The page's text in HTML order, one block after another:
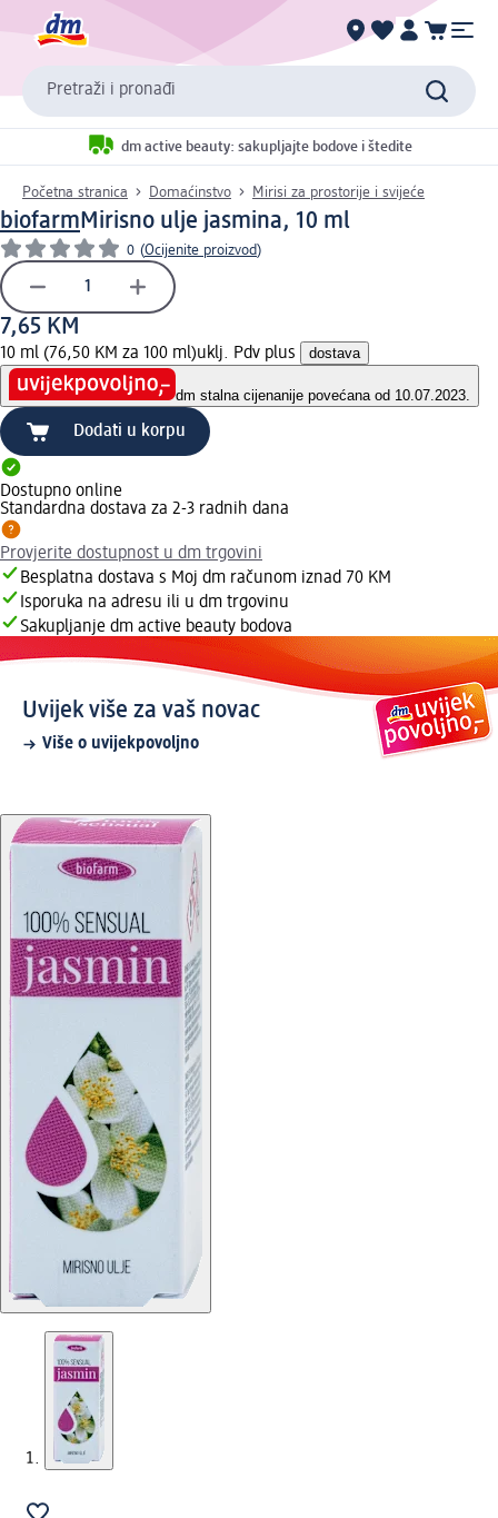
Pretraži i pronađi
dm active beauty: sakupljajte bodove i štedite
Početna stranica Domaćinstvo Mirisi za prostorije i svijeće
biofarmMirisno ulje jasmina, 10 ml
0 (Ocijenite proizvod)
7,65 KM
10 ml (76,50 KM za 100 ml)uklj. Pdv plus dostava
dm stalna cijenanije povećana od 10.07.2023.
Dodati u korpu
Dostupno online
Standardna dostava za 2-3 radnih dana
Provjerite dostupnost u dm trgovini
Besplatna dostava s Moj dm računom iznad 70 KM
Isporuka na adresu ili u dm trgovinu
Sakupljanje dm active beauty bodova
Uvijek više za vaš novac
Više o uvijekpovoljno